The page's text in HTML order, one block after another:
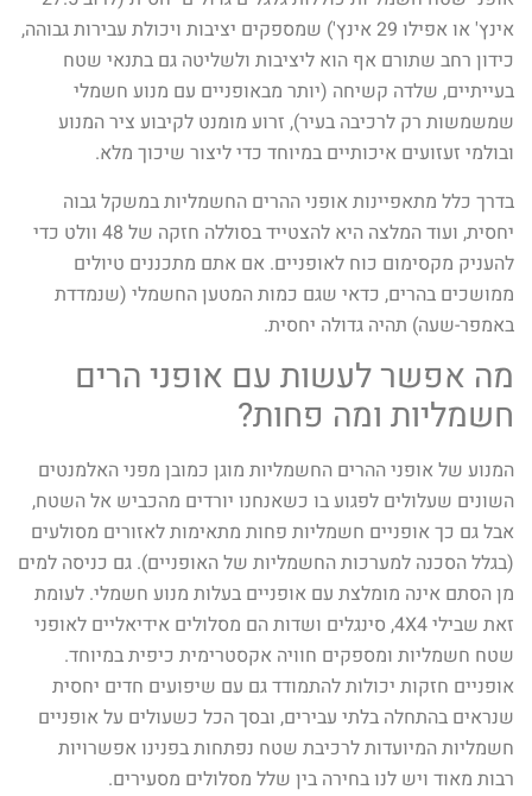
אינץ' או אפילו 29 אינץ') שמספקים יציבות ויכולת עבירות גבוהה,
כידון רחב שתורם אף הוא ליציבות ולשליטה גם בתנאי שטח
בעייתיים, שלדה קשיחה (יותר מבאופניים עם מנוע חשמלי
שמשמשות רק לרכיבה בעיר), זרוע מומנט לקיבוע ציר המנוע
ובולמי זעזועים איכותיים במיוחד כדי ליצור שיכוך מלא.
בדרך כלל מתאפיינות אופני ההרים החשמליות במשקל גבוה
יחסית, ועוד המלצה היא להצטייד בסוללה חזקה של 48 וולט כדי
להעניק מקסימום כוח לאופניים. אם אתם מתכננים טיולים
ממושכים בהרים, כדאי שגם כמות המטען החשמלי (שנמדדת
באמפר-שעה) תהיה גדולה יחסית.
מה אפשר לעשות עם אופני הרים
חשמליות ומה פחות?
המנוע של אופני ההרים החשמליות מוגן כמובן מפני האלמנטים
השונים שעלולים לפגוע בו כשאנחנו יורדים מהכביש אל השטח,
אבל גם כך אופניים חשמליות פחות מתאימות לאזורים מסולעים
(בגלל הסכנה למערכות החשמליות של האופניים). גם כניסה למים
מן הסתם אינה מומלצת עם אופניים בעלות מנוע חשמלי. לעומת
זאת שבילי 4X4, סינגלים ושדות הם מסלולים אידיאליים לאופני
שטח חשמליות ומספקים חוויה אקסטרימית כיפית במיוחד.
אופניים חזקות יכולות להתמודד גם עם שיפועים חדים יחסית
שנראים בהתחלה בלתי עבירים, ובסך הכל כשעולים על אופניים
חשמליות המיועדות לרכיבת שטח נפתחות בפנינו אפשרויות
רבות מאוד ויש לנו בחירה בין שלל מסלולים מסעירים.